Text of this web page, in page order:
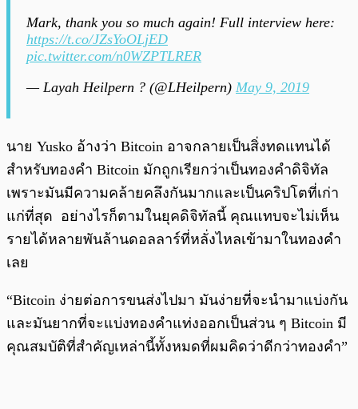
Mark, thank you so much again! Full interview here:
https://t.co/JZsYoOLjED
pic.twitter.com/n0WZPTLRER
— Layah Heilpern ? (@LHeilpern) May 9, 2019
นาย Yusko อ้างว่า Bitcoin อาจกลายเป็นสิ่งทดแทนได้
สำหรับทองคำ Bitcoin มักถูกเรียกว่าเป็นทองคำดิจิทัล
เพราะมันมีความคล้ายคลึงกันมากและเป็นคริปโตที่เก่า
แก่ที่สุด อย่างไรก็ตามในยุคดิจิทัลนี้ คุณแทบจะไม่เห็น
รายได้หลายพันล้านดอลลาร์ที่หลั่งไหลเข้ามาในทองคำ
เลย
“Bitcoin ง่ายต่อการขนส่งไปมา มันง่ายที่จะนำมาแบ่งกัน
และมันยากที่จะแบ่งทองคำแท่งออกเป็นส่วน ๆ Bitcoin มี
คุณสมบัติที่สำคัญเหล่านี้ทั้งหมดที่ผมคิดว่าดีกว่าทองคำ”